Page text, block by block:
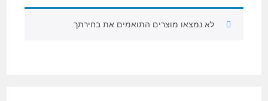
לא נמצאו מוצרים התואמים את בחירתך.